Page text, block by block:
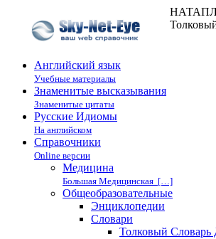
Английский язык
Учебные материалы
Знаменитые высказывания
Знаменитые цитаты
Русские Идиомы
На английском
Справочники
Online версии
Медицина
Большая Медицинская […]
Общеобразовательные
Энциклопедии
Cловари
Толковый Словарь